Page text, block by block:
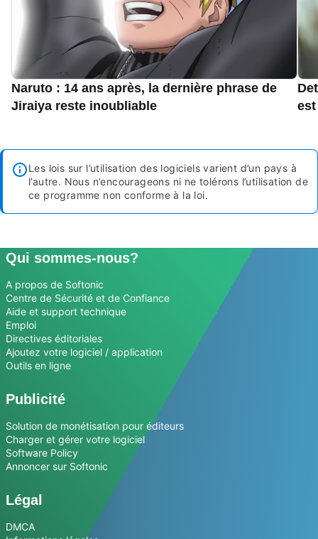
Naruto : 14 ans après, la dernière phrase de
Jiraiya reste inoubliable
Les lois sur l’utilisation des logiciels varient d’un pays à
l’autre. Nous n’encourageons ni ne tolérons l’utilisation de
ce programme non conforme à la loi.
Qui sommes-nous?
A propos de Softonic
Centre de Sécurité et de Confiance
Aide et support technique
Emploi
Directives éditoriales
Ajoutez votre logiciel / application
Outils en ligne
Publicité
Solution de monétisation pour éditeurs
Charger et gérer votre logiciel
Software Policy
Annoncer sur Softonic
Légal
DMCA